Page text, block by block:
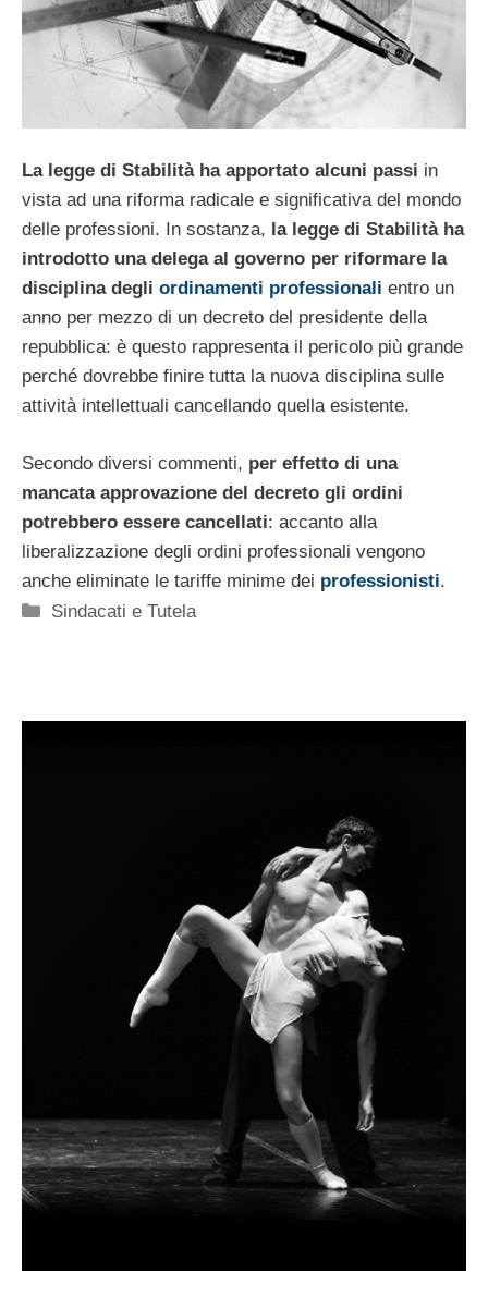
La legge di Stabilità ha apportato alcuni passi in
vista ad una riforma radicale e significativa del mondo
delle professioni. In sostanza, la legge di Stabilità ha
introdotto una delega al governo per riformare la
disciplina degli ordinamenti professionali entro un
anno per mezzo di un decreto del presidente della
repubblica: è questo rappresenta il pericolo più grande
perché dovrebbe finire tutta la nuova disciplina sulle
attività intellettuali cancellando quella esistente.
Secondo diversi commenti, per effetto di una
mancata approvazione del decreto gli ordini
potrebbero essere cancellati: accanto alla
liberalizzazione degli ordini professionali vengono
anche eliminate le tariffe minime dei professionisti.
Categorie
Sindacati e Tutela